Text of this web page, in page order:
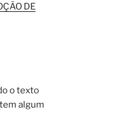
DE
o texto
algum